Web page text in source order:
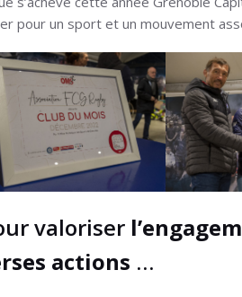
pour un sport et un mouvement
valoriser
actions …